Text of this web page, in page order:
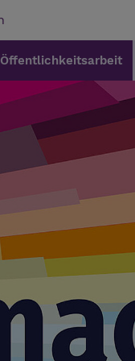
Öffentlichkeitsarbeit